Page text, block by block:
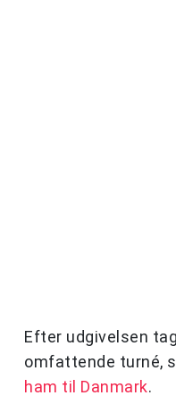
Efter udgivelsen
omfattende turné,
ham til Danmark.